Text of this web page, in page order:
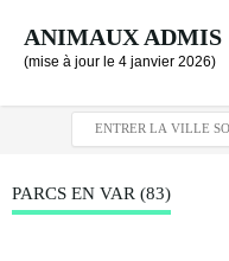
ANIMAUX ADMIS
(mise à jour le 4 janvier 2026)
PARCS EN VAR (83)